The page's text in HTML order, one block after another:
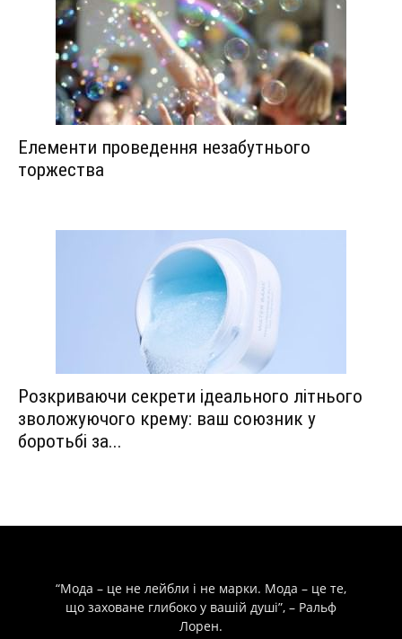
Елементи проведення незабутнього
торжества
Розкриваючи секрети ідеального літнього
зволожуючого крему: ваш союзник у
боротьбі за...
“Мода – це не лейбли і не марки. Мода – це те,
що заховане глибоко у вашій душі”, – Ральф
Лорен.